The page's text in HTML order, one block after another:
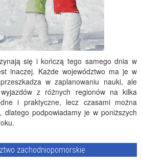
się i kończą tego samego dnia w
inaczej. Każde województwo ma je w
w zaplanowaniu nauki, ale
z różnych regionów na kilka
i praktyczne, lecz czasami można
podpowiadamy je w poniższych
zachodniopomorskie